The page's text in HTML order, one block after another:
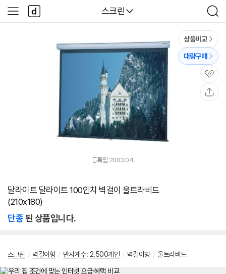
다나와
스크린
검
색
사
이
다
나
와
상품비교
대량구매
관
심
등록월 2003.04.
달라이트 달라이트 100인치 벽걸이 울트라비드
(210x180)
단종된 상품입니다.
스크린 / 벽걸이형 / 반사계수: 2.500게인 / 벽걸이형 / 울트라비드